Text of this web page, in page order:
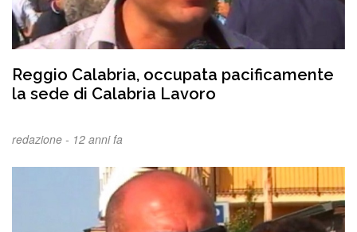
Reggio Calabria, occupata pacificamente
la sede di Calabria Lavoro
redazione - 12 anni fa